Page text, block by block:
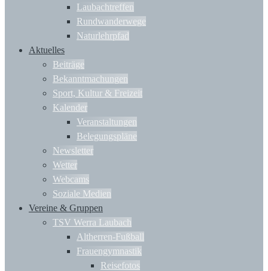
Laubachtreffen
Rundwanderwege
Naturlehrpfad
Aktuelles
Beiträge
Bekanntmachungen
Sport, Kultur & Freizeit
Kalender
Veranstaltungen
Belegungspläne
Newsletter
Wetter
Webcams
Soziale Medien
Vereine & Gruppen
TSV Werra Laubach
Altherren-Fußball
Frauengymnastik
Reisefotos